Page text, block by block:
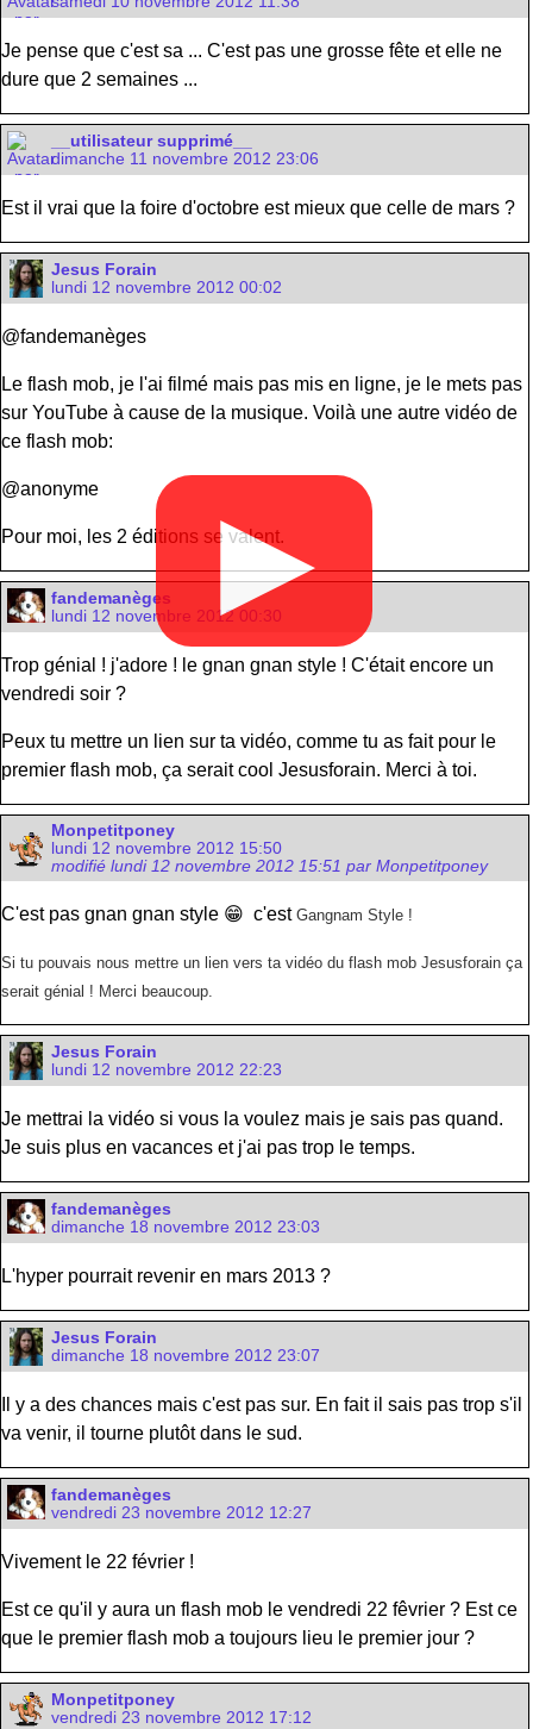
Je pense que c'est sa ... C'est pas une grosse fête et elle ne
dure que 2 semaines ...
__utilisateur supprimé__
dimanche 11 novembre 2012 23:06
Est il vrai que la foire d'octobre est mieux que celle de mars ?
Jesus Forain
lundi 12 novembre 2012 00:02
@fandemanèges
Le flash mob, je l'ai filmé mais pas mis en ligne, je le mets pas
sur YouTube à cause de la musique. Voilà une autre vidéo de
ce flash mob:
▶
@anonyme
Pour moi, les 2 éditions se valent.
fandemanèges
lundi 12 novembre 2012 00:30
Trop génial ! j'adore ! le gnan gnan style ! C'était encore un
vendredi soir ?
Peux tu mettre un lien sur ta vidéo, comme tu as fait pour le
premier flash mob, ça serait cool Jesusforain. Merci à toi.
Monpetitponey
lundi 12 novembre 2012 15:50
modifié lundi 12 novembre 2012 15:51 par Monpetitponey
C'est pas gnan gnan style 😁 c'est Gangnam Style !
Si tu pouvais nous mettre un lien vers ta vidéo du flash mob Jesusforain ça
serait génial ! Merci beaucoup.
Jesus Forain
lundi 12 novembre 2012 22:23
Je mettrai la vidéo si vous la voulez mais je sais pas quand.
Je suis plus en vacances et j'ai pas trop le temps.
fandemanèges
dimanche 18 novembre 2012 23:03
L'hyper pourrait revenir en mars 2013 ?
Jesus Forain
dimanche 18 novembre 2012 23:07
Il y a des chances mais c'est pas sur. En fait il sais pas trop s'il
va venir, il tourne plutôt dans le sud.
fandemanèges
vendredi 23 novembre 2012 12:27
Vivement le 22 février !
Est ce qu'il y aura un flash mob le vendredi 22 fêvrier ? Est ce
que le premier flash mob a toujours lieu le premier jour ?
Monpetitponey
vendredi 23 novembre 2012 17:12